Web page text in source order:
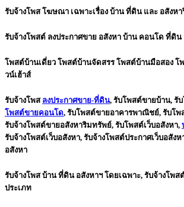
รับจ้างโพส โฆษณา เฉพาะเรื่อง บ้าน ที่ดิน และ อสังห
รับจ้างโพสต์ ลงประกาศขาย อสังหา บ้าน คอนโด ที่ดิน
โพสต์บ้านเดี่ยว โพสต์บ้านจัดสรร โพสต์บ้านมือสอง
วน์เฮ้าส์
รับจ้างโพส ลงประกาศขาย-ที่ดิน, รับโพสต์ขายบ้าน, รั
โพสต์ขายคอนโด, รับโพสต์ขายอาคารพาณิชย์, รับโพ
รับจ้างโพสต์ขายอสังหาริมทรัพย์, รับโพสต์เว็บอสังหา,
รับจ้างโพสต์เว็บอสังหา, รับจ้างโพสต์ประกาศเว็บอสัง
อสังหา
รับจ้างโพส บ้าน ที่ดิน อสังหาฯ โดยเฉพาะ, รับจ้างโพ
ประเภท